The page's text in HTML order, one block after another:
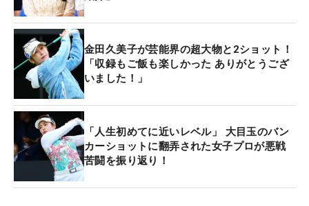
金田久美子が芸能界の超大物と2ショット！
「収録もご飯も楽しかった ありがとうござ
いました！」
「人生初めてに近いレベル」 大目玉のバン
カーショットに翻弄された女子プロが悪戦
苦闘を振り返り！